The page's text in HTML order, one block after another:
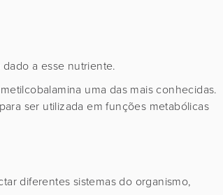
a esse nutriente.
uma das mais conhecidas.
ser utilizada em funções metabólicas
diferentes sistemas do organismo,